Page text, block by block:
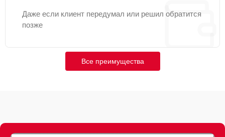
Даже если клиент передумал или решил обратится
позже
Все преимущества